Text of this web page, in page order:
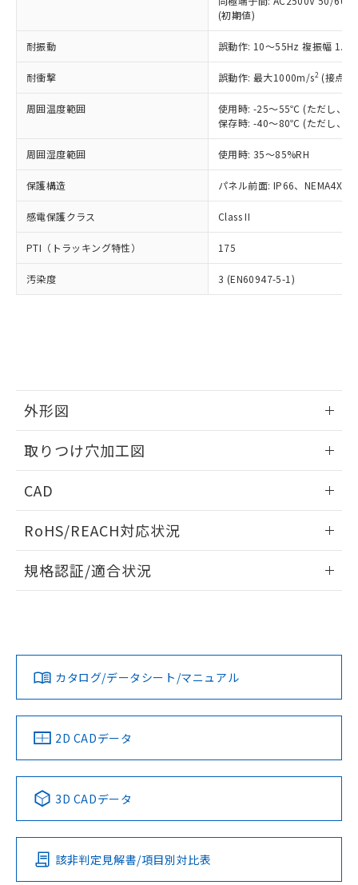
(初期値)
耐振動 誤動作: 10～55Hz 複振幅
耐衝撃 誤動作: 最大1000m/s2 (接点
周囲温度範囲
使用時: -25～55℃ (ただし、氷
保存時: -40～80℃ (ただし、氷
周囲湿度範囲 使用時: 35～85%RH
保護構造 パネル前面: IP66、NEMA4X,
感電保護クラス Class II
PTI（トラッキング特性） 175
汚染度 3 (EN60947-5-1)
外形図
取りつけ穴加工図
CAD
ドすることができます。
ログイン/会員登録
ダウンロードデータをご利用いただく前に、以下を必ずお読
みください。
ソフトウェアの使用条件
RoHS/REACH対応状況
EU RoHS 注意事項・凡例
対応済み
中国 RoHS 注意事項・凡例
Pb Hg Cd Cr(VI)
O
規格認証/適合状況
LR型式承認
（イギリス
船舶規格）
DNV型式承認
（ノルウェー
BV型式承認
（フランス
KR型式
（韓国
No No No No
この製品の規格認証/適合状況ページへ
その他の認証はこちらのページからご検索ください
カタログ/データシート/マニュアル
2D CADデータ
3D CADデータ
該非判定見解書/項目別対比表
正式な納期状況および標準価格はお客
様のお取引先、またはお客様担当のオ
ムロン制御機器販売店・当社販売員に
オムロン制御機器販売店や当社販売拠
販売ネットワーク
」をご確認
事前の承諾なく第三者に漏洩または開
示しないようお願いします。
マイパーツ機能（部品リスト作成サー
ビス）をご利用いただくには、I-Web
メンバーズにご登録されている必要が
あります。
お客様が当ウェブサイト上で当社にご
登録された部品リストについて、当社
および当社の共同利用者が、当社の製
(PBDE) 1000ppm以下、フタル酸ビス(2-エチルヘキシ
ル) (DEHP)(別名：DOP) 1000ppm以下、フタル酸ブチ
（DBP） 1000ppm以下、フタル酸ジイソブチル
但し、RoHS指令で産業用監視および制御機器に対する
フタル酸エステル類の４物質については閾値を超える意
図的な使用がないことを確認しています。
※2 対応予定月
部品在庫の切り替え状況などにより、予定
月が前後することがあります。
※3 非含有証明書ダウンロード
※本証明書は発行日時点で非含有を証明す
るもので、過去に遡って非含有を証明する
また、RoHS指令のフタル酸エステル類４
物質の対応では、対応完了までの期間は出
荷製品に未対応品が混在することから備考
既に当社にて対応品への在庫切替を完了
していることから、特段のことがない限
り、2022年1月12日より割愛しておりま
ニル類) : 1000ppm、 PBDEs(ポリ臭化ジフェニルエーテ
イソブチル) : 1000ppm、 BBP(フタル酸ブチルベンジ
DEHP(フタル酸ビス(2-エチルヘキシル)) : 1000ppm
「ｅ」：有害物質（10物質）のすべてが基
準値以下であることを示します。
「10」：通常の使用状況下において有害物
質が外部に漏えいし、環境に深刻な影響を
及ぼさない年数を意味します。
い合わせください。
当社は規制貨物を破棄する場合は、完
全に破砕するなど、違法に輸出されな
いよう必要な手段を講じます。
当社は貴社製品を、核兵器、ミサイ
ル、化学兵器、生物兵器またはその他
武器並びにこれらの製造装置等に一切
当社は、貴社製品を第三者に販売する
場合は、上記1、2および3の内容を当
該第三者に通知します。また当社は、
販売先および販売に係わる関係者が違
り引きをいたしません。
一定数以上の在庫あり
一定数には満たないが在庫あり
在庫なし(最新の在庫状況につ
いては、お客様のお取引先、ま
たはお客様担当のオムロン制御
機器販売店・当社販売員にご確
白
受注生産機種、また在庫状況の
情報を公開していない機種